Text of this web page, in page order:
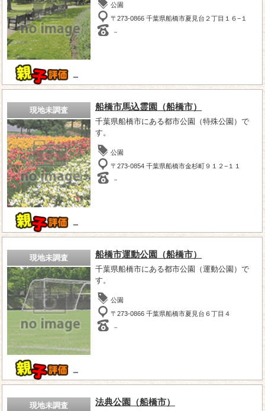
－
公園
〒273-0866 千葉県船橋市夏見台２丁目１６−１
－
現地未調査
－
船橋市馬込霊園（船橋市）
千葉県船橋市にある都市公園（特殊公園）で
す。
公園
〒273-0854 千葉県船橋市金杉町９１２−１１
－
現地未調査
－
船橋市運動公園（船橋市）
千葉県船橋市にある都市公園（運動公園）で
す。
公園
〒273-0866 千葉県船橋市夏見台６丁目４
－
現地未調査 法典公園（船橋市）